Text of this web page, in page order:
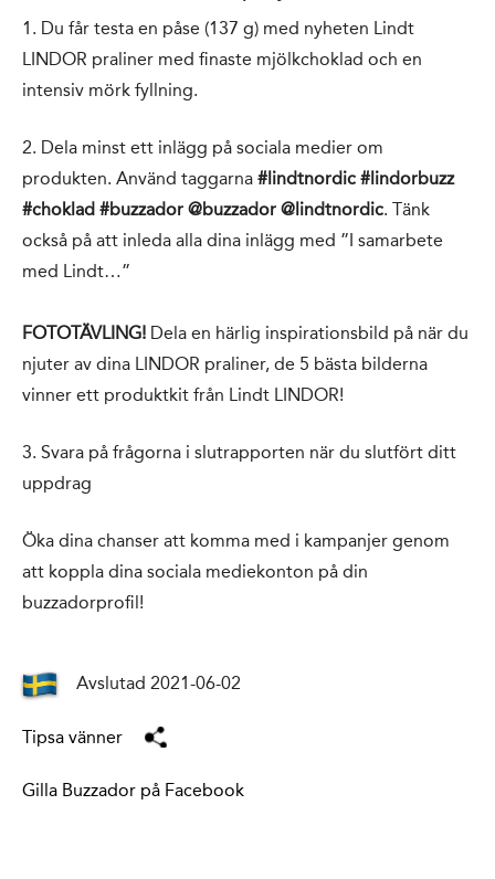
1. Du får testa en påse (137 g) med nyheten Lindt
LINDOR praliner med finaste mjölkchoklad och en
intensiv mörk fyllning.
2. Dela minst ett inlägg på sociala medier om
produkten. Använd taggarna #lindtnordic #lindorbuzz
#choklad #buzzador @buzzador @lindtnordic. Tänk
också på att inleda alla dina inlägg med ”I samarbete
med Lindt…”
FOTOTÄVLING! Dela en härlig inspirationsbild på när du
njuter av dina LINDOR praliner, de 5 bästa bilderna
vinner ett produktkit från Lindt LINDOR!
3. Svara på frågorna i slutrapporten när du slutfört ditt
uppdrag
Öka dina chanser att komma med i kampanjer genom
att koppla dina sociala mediekonton på din
buzzadorprofil!
Avslutad 2021-06-02
Tipsa vänner
Gilla Buzzador på Facebook